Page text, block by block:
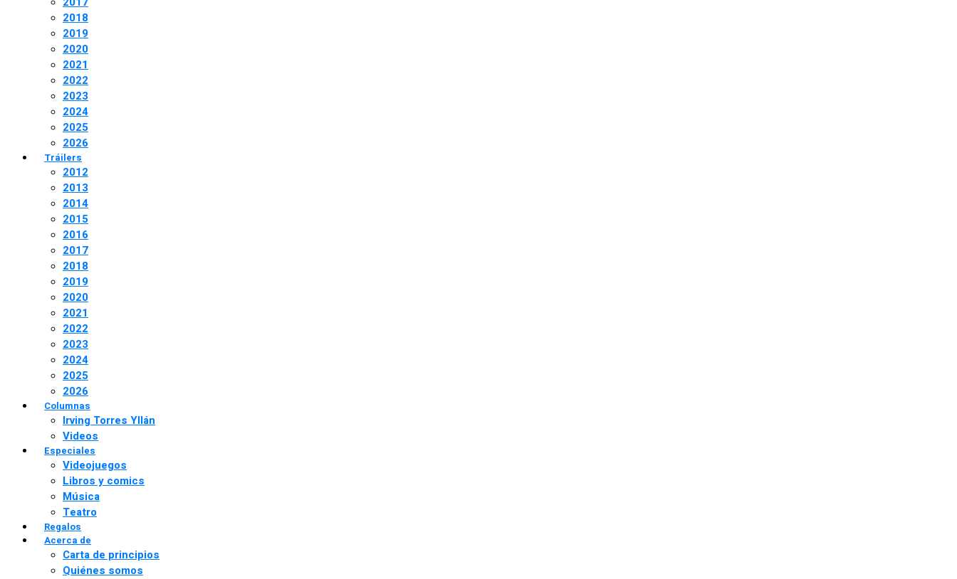
2018
2019
2020
2021
2022
2023
2024
2025
2026
Tráilers
2012
2013
2014
2015
2016
2017
2018
2019
2020
2021
2022
2023
2024
2025
2026
Columnas
Irving Torres Yllán
Videos
Especiales
Videojuegos
Libros y comics
Música
Teatro
Regalos
Acerca de
Carta de principios
Quiénes somos